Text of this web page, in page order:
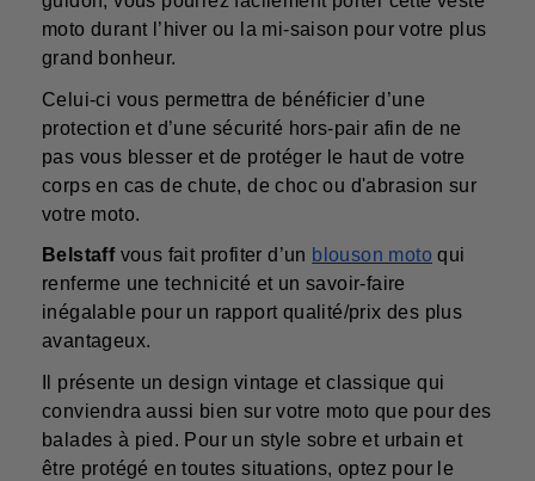
moto durant l’hiver ou la mi-saison pour votre plus
grand bonheur.
Celui-ci vous permettra de bénéficier d’une
protection et d’une sécurité hors-pair afin de ne
pas vous blesser et de protéger le haut de votre
corps en cas de chute, de choc ou d'abrasion sur
votre moto.
Belstaff vous fait profiter d’un blouson moto qui
renferme une technicité et un savoir-faire
inégalable pour un rapport qualité/prix des plus
avantageux.
Il présente un design vintage et classique qui
conviendra aussi bien sur votre moto que pour des
balades à pied. Pour un style sobre et urbain et
être protégé en toutes situations, optez pour le